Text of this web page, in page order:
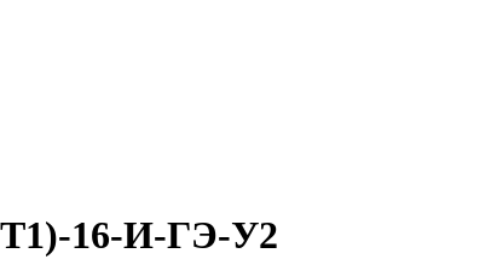
16-И-ГЭ-У2